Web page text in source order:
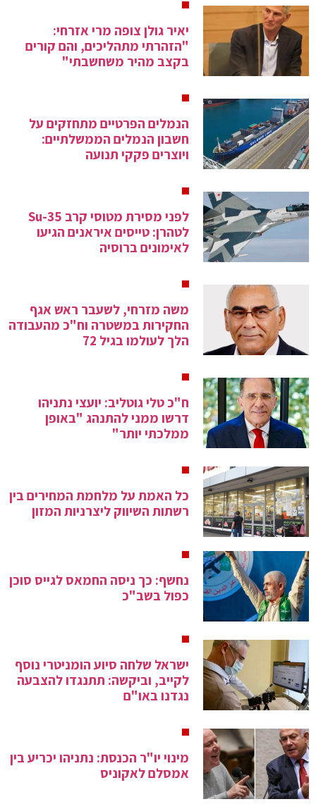
יאיר גולן צופה מרי אזרחי:
"הזהרתי מתהליכים, והם קורים
בקצב מהיר משחשבתי"
הנמלים הפרטיים מתחזקים על
חשבון הנמלים הממשלתיים:
ויוצרים פקקי תנועה
לפני מסירת מטוסי קרב Su-35
לטהרן: טייסים איראנים הגיעו
לאימונים ברוסיה
משה מזרחי, לשעבר ראש אגף
החקירות במשטרה וח"כ מהעבודה
הלך לעולמו בגיל 72
ח"כ טלי גוטליב: יועצי נתניהו
דרשו ממני להתנהג "באופן
ממלכתי יותר"
כל האמת על מלחמת המחירים בין
רשתות השיווק ליצרניות המזון
נחשף: כך ניסה החמאס לגייס סוכן
כפול בשב"כ
ישראל שלחה סיוע הומניטרי נוסף
לקייב, וביקשה: תתנגדו להצבעה
נגדנו באו"ם
מינוי יו"ר הכנסת: נתניהו יכריע בין
אמסלם לאקוניס